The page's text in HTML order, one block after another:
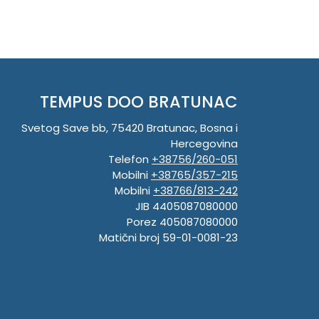
TEMPUS DOO BRATUNAC
Svetog Save bb, 75420 Bratunac, Bosna i
Hercegovina
Telefon +38756/260-051
Mobilni +38765/357-215
Mobilni +38766/813-242
JIB 4405087080000
Porez 405087080000
Matični broj 59-01-0081-23